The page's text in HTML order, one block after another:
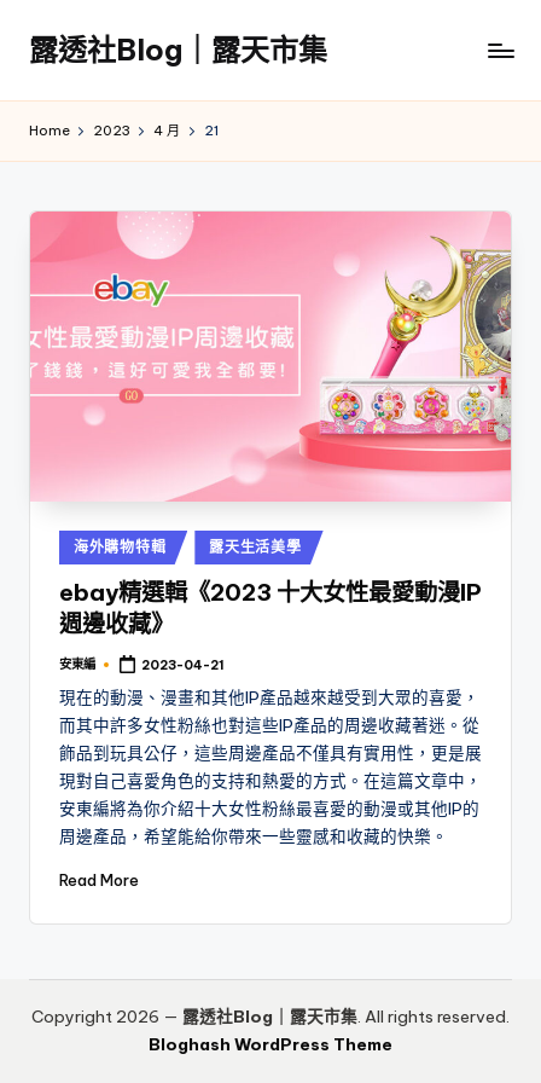
Skip
content
露透社Blog｜露天市集
社
天
Home 2023 4 月 21
Posted
in
海外購物特輯 露天生活美學
ebay精選輯《2023 十大女性最愛動漫IP
週邊收藏》
Posted
安東編 2023-04-21
現在的動漫、漫畫和其他IP產品越來越受到大眾的喜愛，
而其中許多女性粉絲也對這些IP產品的周邊收藏著迷。從
飾品到玩具公仔，這些周邊產品不僅具有實用性，更是展
現對自己喜愛角色的支持和熱愛的方式。在這篇文章中，
安東編將為你介紹十大女性粉絲最喜愛的動漫或其他IP的
周邊產品，希望能給你帶來一些靈感和收藏的快樂。
Read More
Copyright 2026 — 露透社Blog｜露天市集. All rights reserved.
Bloghash WordPress Theme